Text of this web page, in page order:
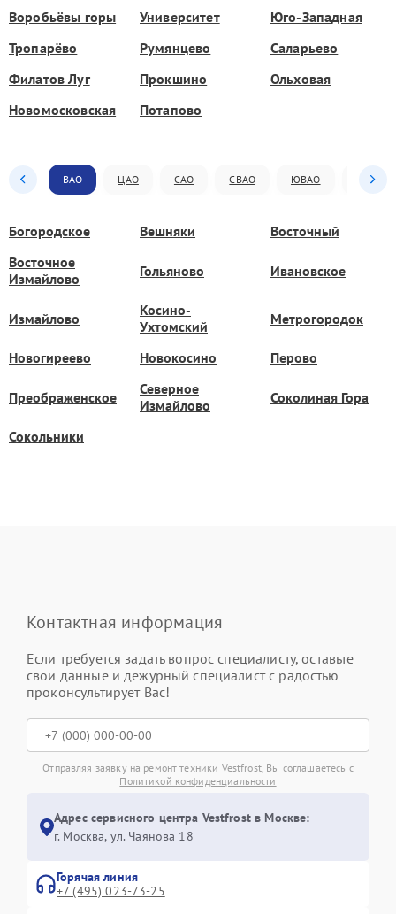
Воробьёвы горы Университет
Юго-Западная
Тропарёво
Румянцево
Саларьево
Филатов Луг
Прокшино
Ольховая
Новомосковская
Потапово
ВАО ЦАО САО СВАО ЮВАО ЮАО
Богородское Вешняки
Восточный
Восточное
Измайлово
Гольяново Ивановское
Измайлово
Косино-
Ухтомский
Метрогородок
Новогиреево Новокосино Перово
Преображенское
Северное
Измайлово
Соколиная Гора
Сокольники
Контактная информация
Если требуется задать вопрос специалисту, оставьте
свои данные и дежурный специалист с радостью
проконсультирует Вас!
Отправляя заявку на ремонт техники Vestfrost, Вы соглашаетесь с
Политикой конфиденциальности
Адрес сервисного центра Vestfrost в Москве:
г. Москва, ул. Чаянова 18
Горячая линия
+7 (495) 023-73-25